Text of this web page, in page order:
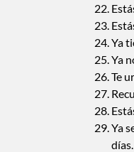
Ya
Ya
Te
Ya
días.